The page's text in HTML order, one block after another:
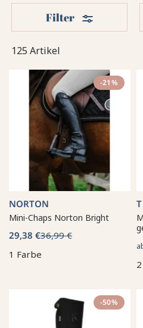
125 Artikel
Filter Filter
-21%
NORTON
Mini-Chaps Norton Bright
29,38 €36,99 €
1 Farbe
-50%